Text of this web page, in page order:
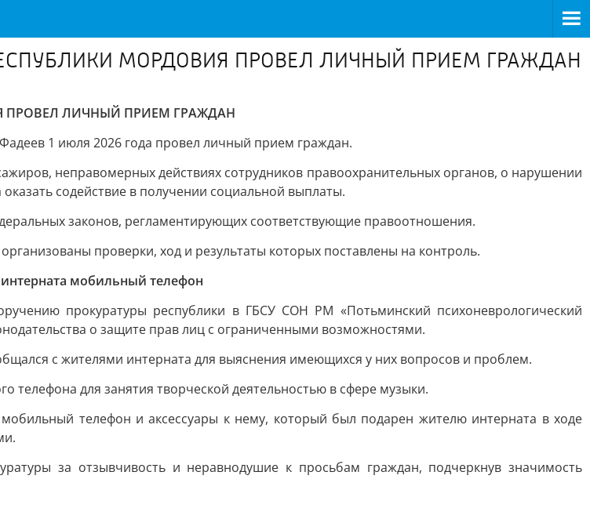
МОРДОВИЯ ПРОВЕЛ ЛИЧНЫЙ ПРИЕМ ГРАЖДАН
ЛИЧНЫЙ ПРИЕМ ГРАЖДАН
1 июля 2026 года провел личный прием граждан.
неправомерных действиях сотрудников правоохранительных органов, о нарушении
содействие в получении социальной выплаты.
законов, регламентирующих соответствующие правоотношения.
проверки, ход и результаты которых поставлены на контроль.
мобильный телефон
прокуратуры республики в ГБСУ СОН РМ «Потьминский психоневрологический
о защите прав лиц с ограниченными возможностями.
с жителями интерната для выяснения имеющихся у них вопросов и проблем.
телефона для занятия творческой деятельностью в сфере музыки.
телефон и аксессуары к нему, который был подарен жителю интерната в ходе
за отзывчивость и неравнодушие к просьбам граждан, подчеркнув значимость